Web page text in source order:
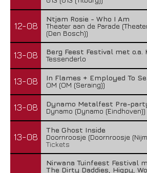
12-08
Ntjam Rosie - Who I Am
Theater aan de Parade
(Den Bosch))
13-08
Berg Feest Festival met o.a.
Tessenderlo
13-08
In Flames + Employed To
OM (OM (Seraing))
13-08
Dynamo Metalfest Pre-
Dynamo (Dynamo (Eindhoven))
13-08
The Ghost Inside
Doornroosje (Doornroosje
Tickets
Nirwana Tuinfeest Festival
The Dirty Daddies, Hiqpy,